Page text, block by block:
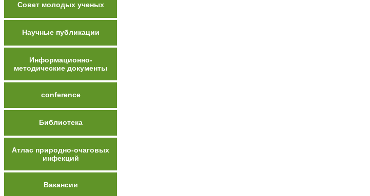
Совет молодых ученых
Научные публикации
Информационно-
методические документы
conference
Библиотека
Атлас природно-очаговых
инфекций
Вакансии